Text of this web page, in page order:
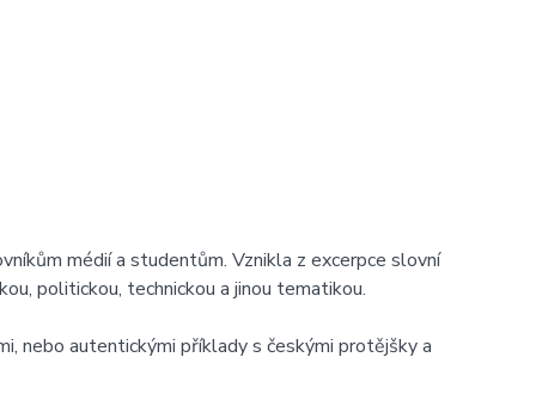
médií a studentům. Vznikla z excerpce slovní
politickou, technickou a jinou tematikou.
nebo autentickými příklady s českými protějšky a